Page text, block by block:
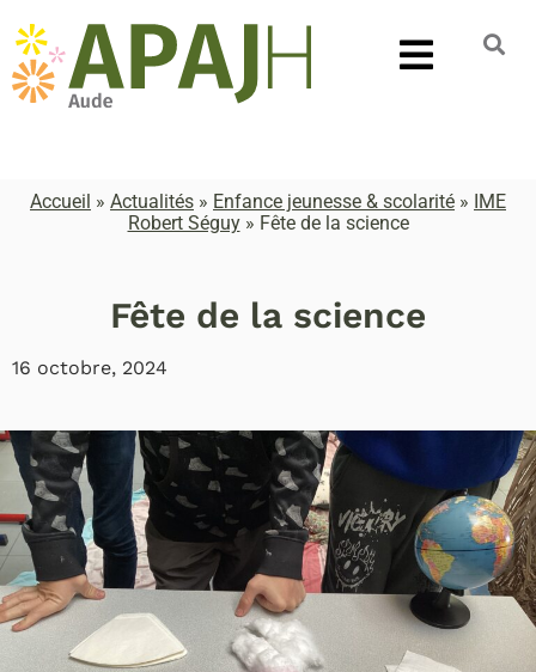
Accueil » Actualités » Enfance jeunesse & scolarité » IME
Robert Séguy» Fête de la science
Fête de la science
16 octobre, 2024